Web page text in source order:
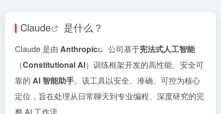
Claude 是什么？
Claude 是由 Anthropic 公司基于宪法式人工智能
（Constitutional AI）训练框架开发的高性能、安全可
靠的 AI 智能助手。该工具以安全、准确、可控为核心
定位，旨在处理从日常聊天到专业编程、深度研究的完